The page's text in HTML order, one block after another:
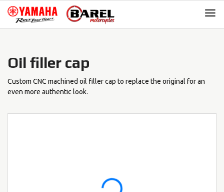
Skip
navigation
Skip
content
Oil filler cap
Custom CNC machined oil filler cap to replace the original for an
even more authentic look.